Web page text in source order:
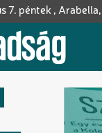
7. péntek ,